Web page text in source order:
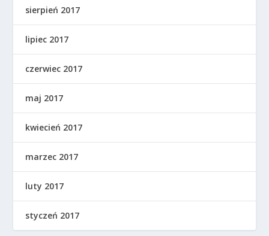
sierpień 2017
lipiec 2017
czerwiec 2017
maj 2017
kwiecień 2017
marzec 2017
luty 2017
styczeń 2017